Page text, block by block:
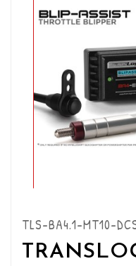
TLS-BA4.1-MT10-